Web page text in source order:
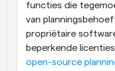
functies die
van
propriëtaire
open-source